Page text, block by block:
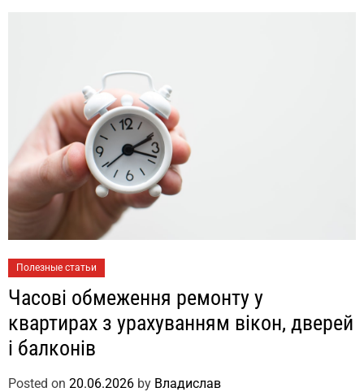
Полезные статьи
Часові обмеження ремонту у
квартирах з урахуванням вікон, дверей
і балконів
Posted on 20.06.2026 by Владислав